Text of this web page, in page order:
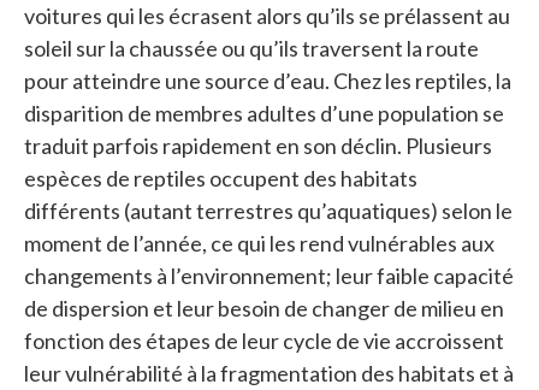
voitures qui les écrasent alors qu’ils se prélassent au
soleil sur la chaussée ou qu’ils traversent la route
pour atteindre une source d’eau. Chez les reptiles, la
disparition de membres adultes d’une population se
traduit parfois rapidement en son déclin. Plusieurs
espèces de reptiles occupent des habitats
différents (autant terrestres qu’aquatiques) selon le
moment de l’année, ce qui les rend vulnérables aux
changements à l’environnement; leur faible capacité
de dispersion et leur besoin de changer de milieu en
fonction des étapes de leur cycle de vie accroissent
leur vulnérabilité à la fragmentation des habitats et à